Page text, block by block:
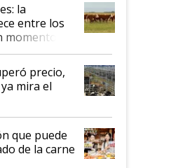
la
entre los
precio,
mira el
que puede
de la carne